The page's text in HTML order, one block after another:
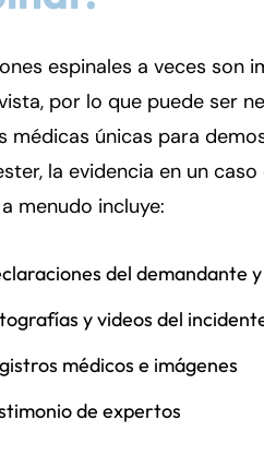
espinales a veces son
por lo que puede ser
médicas únicas para
la evidencia en un
menudo incluye:
del demandante
y videos del
médicos e imágenes
de expertos